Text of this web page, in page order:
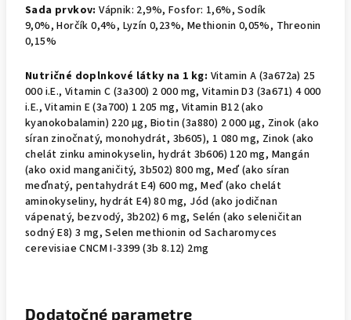
Sada prvkov:Vápnik: 2,9%, Fosfor: 1,6%, Sodík
9,0%, Horčík 0,4%, Lyzín 0,23%, Methionin 0,05%, Threonin
0,15%
Nutričné doplnkové látky na 1 kg: Vitamin A (3a672a) 25
000 i.E.,Vitamin C (3a300) 2 000 mg,Vitamin D3 (3a671) 4 000
i.E.,Vitamin E (3a700) 1 205 mg, Vitamin B12 (ako
kyanokobalamin) 220 µg, Biotin (3a880) 2 000 µg, Zinok (ako
síran zinočnatý, monohydrát, 3b605), 1 080 mg, Zinok (ako
chelát zinku aminokyselin, hydrát 3b606) 120 mg, Mangán
(ako oxid manganičitý, 3b502) 800 mg,Meď (ako síran
meďnatý, pentahydrát E4) 600 mg,Meď (ako chelát
aminokyseliny, hydrát E4) 80 mg, Jód (ako jodičnan
vápenatý, bezvodý, 3b202) 6 mg, Selén (ako seleničitan
sodný E8) 3 mg,Selen methionin od Sacharomyces
cerevisiae CNCM I-3399 (3b 8.12) 2mg
Dodatočné parametre